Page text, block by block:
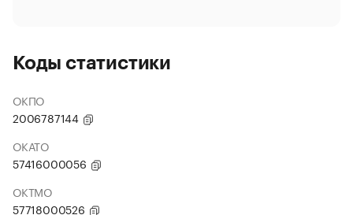
Коды статистики
ОКПО
2006787144
ОКАТО
57416000056
ОКТМО
57718000526